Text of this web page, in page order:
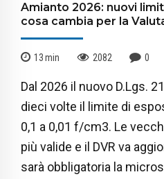
Amianto 2026: nuovi
cosa cambia per la
13min 2082 0
Dal 2026 il nuovo D.Lgs.
dieci volte il limite di
0,1 a 0,01 f/cm3. Le
più valide e il DVR va
sarà obbligatoria la